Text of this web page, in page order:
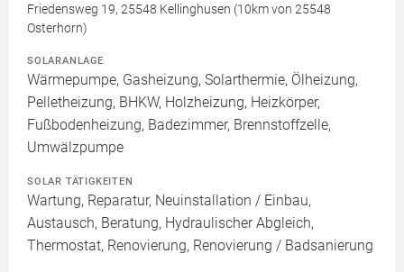
Friedensweg 19, 25548 Kellinghusen (10km von 25548
Osterhorn)
SOLARANLAGE
Wärmepumpe, Gasheizung, Solarthermie, Ölheizung,
Pelletheizung, BHKW, Holzheizung, Heizkörper,
Fußbodenheizung, Badezimmer, Brennstoffzelle,
Umwälzpumpe
SOLAR TÄTIGKEITEN
Wartung, Reparatur, Neuinstallation / Einbau,
Austausch, Beratung, Hydraulischer Abgleich,
Thermostat, Renovierung, Renovierung / Badsanierung